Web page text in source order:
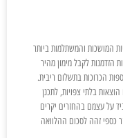
המושכות והמשתלמות ביותר
הזדמנות לקבל מימון מהיר
הכרוכות בתשלום ריבית.
בלתי צפויות, לתכנן
על עצמם בהחזרים יקרים
כספי זהה לסכום ההלוואה